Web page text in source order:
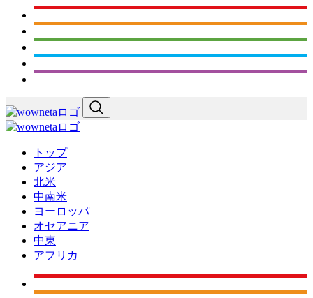
トップ
アジア
北米
中南米
ヨーロッパ
オセアニア
中東
アフリカ